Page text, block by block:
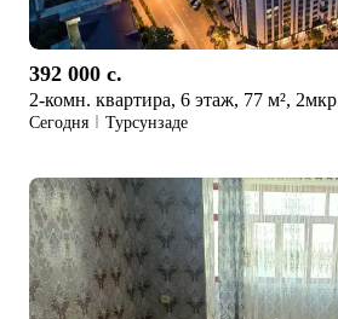
392 000 c.
2-комн. квартира, 6 этаж, 77 м², 2мкр
Сегодня Турсунзаде